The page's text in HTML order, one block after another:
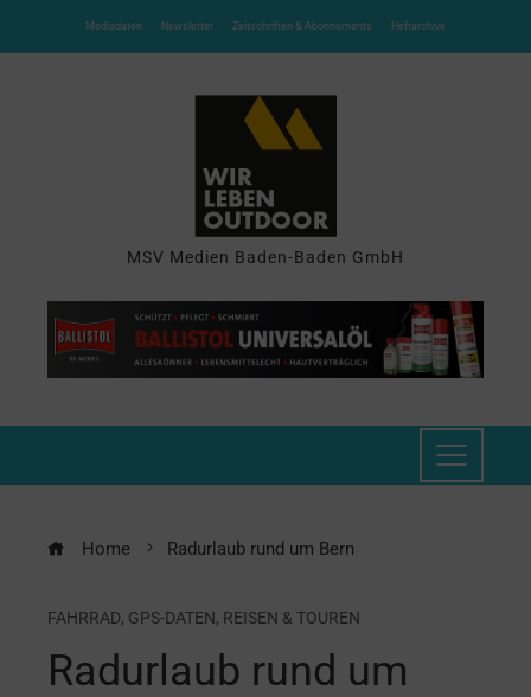
Mediadaten Newsletter Zeitschriften & Abonnements Heftarchive
MSV Medien Baden-Baden GmbH
Home Radurlaub rund um Bern
FAHRRAD, GPS-DATEN, REISEN & TOUREN
Radurlaub rund um